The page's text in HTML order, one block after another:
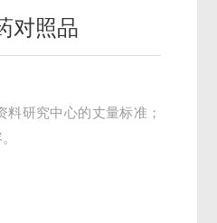
对照品
研究中心的丈量标准；